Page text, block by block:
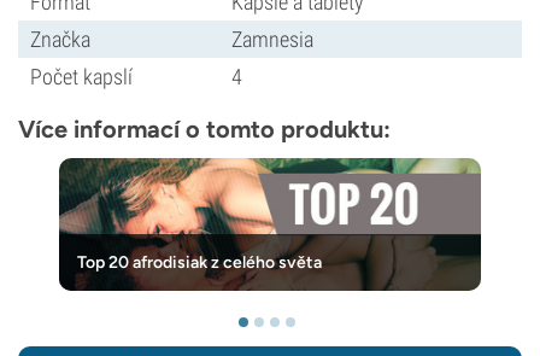
Značka
Zamnesia
Počet kapslí
4
Více informací o tomto produktu:
Top 20 afrodisiak z celého světa